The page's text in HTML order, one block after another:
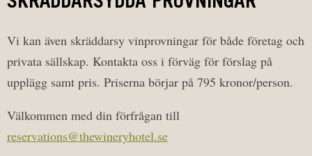
Vi kan även skräddarsy vinprovningar för både företag och
privata sällskap. Kontakta oss i förväg för förslag på
upplägg samt pris. Priserna börjar på 795 kronor/person.
Välkommen med din förfrågan till
reservations@thewineryhotel.se